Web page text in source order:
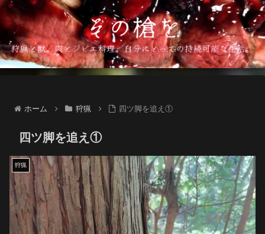
ホーム 狩猟 四ツ脚を追え①
四ツ脚を追え①
狩猟